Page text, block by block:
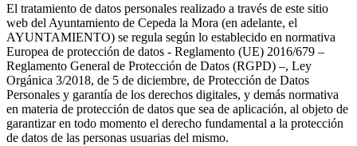
El tratamiento de datos personales realizado a través de este sitio
web del Ayuntamiento de Cepeda la Mora (en adelante, el
AYUNTAMIENTO) se regula según lo establecido en normativa
Europea de protección de datos - Reglamento (UE) 2016/679 –
Reglamento General de Protección de Datos (RGPD) –, Ley
Orgánica 3/2018, de 5 de diciembre, de Protección de Datos
Personales y garantía de los derechos digitales, y demás normativa
en materia de protección de datos que sea de aplicación, al objeto de
garantizar en todo momento el derecho fundamental a la protección
de datos de las personas usuarias del mismo.